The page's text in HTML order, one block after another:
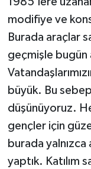
modifiye ve
Burada araçlar
geçmişle bugün
büyük. Bu
düşünüyoruz.
gençler için
burada
yaptık. Katılım